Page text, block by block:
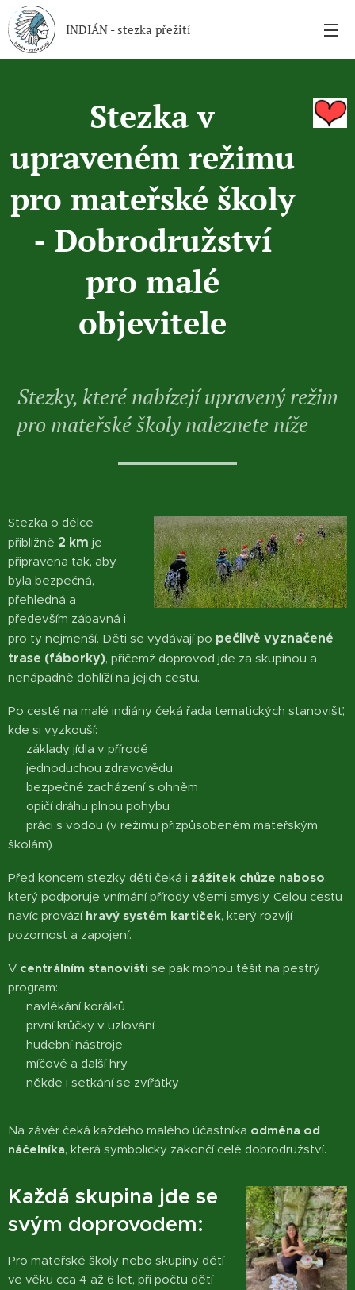
INDIÁN - stezka přežití
Stezka v
upraveném režimu
pro mateřské školy
- Dobrodružství
pro malé
objevitele
Stezky, které nabízejí upravený režim
pro mateřské školy naleznete níže 👇
Stezka o délce
přibližně 2 km je
připravena tak, aby
byla bezpečná,
přehledná a
především zábavná i
pro ty nejmenší. Děti se vydávají po pečlivě vyznačené
trase (fáborky), přičemž doprovod jde za skupinou a
nenápadně dohlíží na jejich cestu.
Po cestě na malé indiány čeká řada tematických stanovišť,
kde si vyzkouší:
🍎 základy jídla v přírodě
🩹 jednoduchou zdravovědu
🔥 bezpečné zacházení s ohněm
🐒 opičí dráhu plnou pohybu
💧 práci s vodou (v režimu přizpůsobeném mateřským
školám)
Před koncem stezky děti čeká i zážitek chůze naboso,
který podporuje vnímání přírody všemi smysly. Celou cestu
navíc provází hravý systém kartiček, který rozvíjí
pozornost a zapojení.
V centrálním stanovišti se pak mohou těšit na pestrý
program:
✨ navlékání korálků
🪢 první krůčky v uzlování
🥁 hudební nástroje
⚽ míčové a další hry
🐾 někde i setkání se zvířátky
Na závěr čeká každého malého účastníka odměna od
náčelníka, která symbolicky zakončí celé dobrodružství.
Každá skupina jde se
svým doprovodem:
Pro mateřské školy nebo skupiny dětí
ve věku cca 4 až 6 let, při počtu dětí